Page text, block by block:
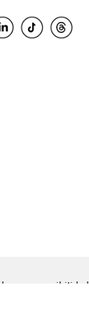
para accesibilidad